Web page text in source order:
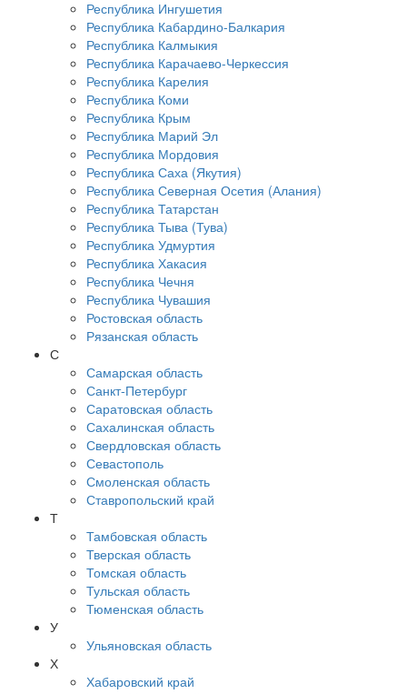
Республика Ингушетия
Республика Кабардино-Балкария
Республика Калмыкия
Республика Карачаево-Черкессия
Республика Карелия
Республика Коми
Республика Крым
Республика Марий Эл
Республика Мордовия
Республика Саха (Якутия)
Республика Северная Осетия (Алания)
Республика Татарстан
Республика Тыва (Тува)
Республика Удмуртия
Республика Хакасия
Республика Чечня
Республика Чувашия
Ростовская область
Рязанская область
С
Самарская область
Санкт-Петербург
Саратовская область
Сахалинская область
Свердловская область
Севастополь
Смоленская область
Ставропольский край
Т
Тамбовская область
Тверская область
Томская область
Тульская область
Тюменская область
У
Ульяновская область
Х
Хабаровский край